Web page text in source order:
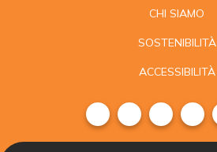
CHI SIAMO
SOSTENIBILITÀ
ACCESSIBILITÀ